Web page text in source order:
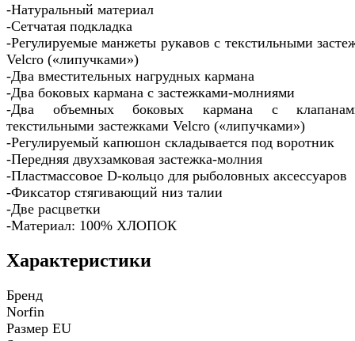
-Натуральный материал
-Сетчатая подкладка
-Регулируемые манжеты рукавов с текстильными
Velcro («липучками»)
-Два вместительных нагрудных кармана
-Два боковых кармана с застежками-молниями
-Два объемных боковых кармана с
текстильными застежками Velcro («липучками»)
-Регулируемый капюшон складывается под воротник
-Передняя двухзамковая застежка-молния
-Пластмассовое D-кольцо для рыболовных аксессуаров
-Фиксатор стягивающий низ талии
-Две расцветки
-Материал: 100% ХЛОПОК
Характеристики
Бренд
Norfin
Размер EU